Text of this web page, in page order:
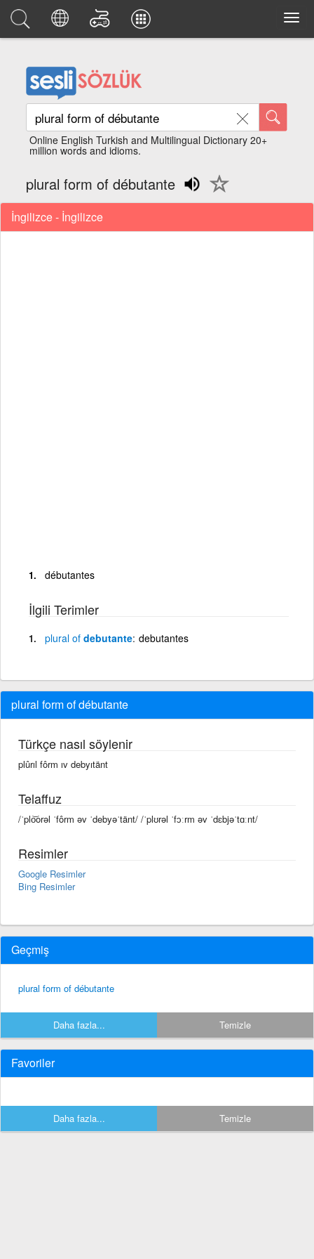
Online English Turkish and Multilingual Dictionary 20+
million words and idioms.
plural form of débutante
İngilizce - İngilizce
débutantes
İlgili Terimler
plural of debutante debutantes
plural form of débutante
Türkçe nasıl söylenir
plûrıl fôrm ıv debyıtänt
Telaffuz
/ˈplo͝orəl ˈfôrm əv ˈdebyəˈtänt/ /ˈplʊrəl ˈfɔːrm əv ˈdɛbjəˈtɑːnt/
Resimler
Google Resimler
Bing Resimler
Geçmiş
plural form of débutante
Daha fazla... Temizle
Favoriler
Daha fazla... Temizle